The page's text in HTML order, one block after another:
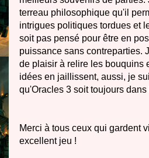
terreau philosophique qu'il
intrigues politiques tordues et
soit pas pensé pour être en
puissance sans contreparties.
de plaisir à relire les bouquins
idées en jaillissent, aussi, je
qu'Oracles 3 soit toujours dans
Merci à tous ceux qui gardent
excellent jeu !